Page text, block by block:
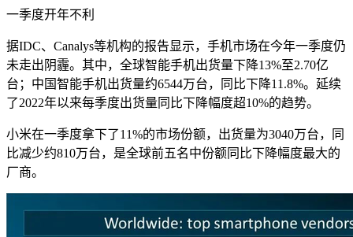
一季度开年不利
据IDC、Canalys等机构的报告显示，手机市场在今年一季度仍
未走出阴霾。其中，全球智能手机出货量下降13%至2.70亿
台；中国智能手机出货量约6544万台，同比下降11.8%。延续
了2022年以来每季度出货量同比下降幅度超10%的趋势。
小米在一季度拿下了11%的市场份额，出货量为3040万台，同
比减少约810万台，是全球前五名中份额同比下降幅度最大的
厂商。